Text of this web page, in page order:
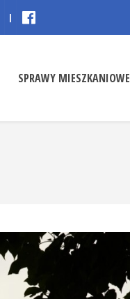
|
SPRAWY MIESZKANIOWE